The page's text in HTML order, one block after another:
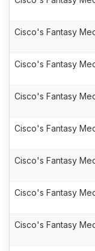
Cisco's Fantasy
Cisco's Fantasy
Cisco's Fantasy
Cisco's Fantasy
Cisco's Fantasy
Cisco's Fantasy
Cisco's Fantasy